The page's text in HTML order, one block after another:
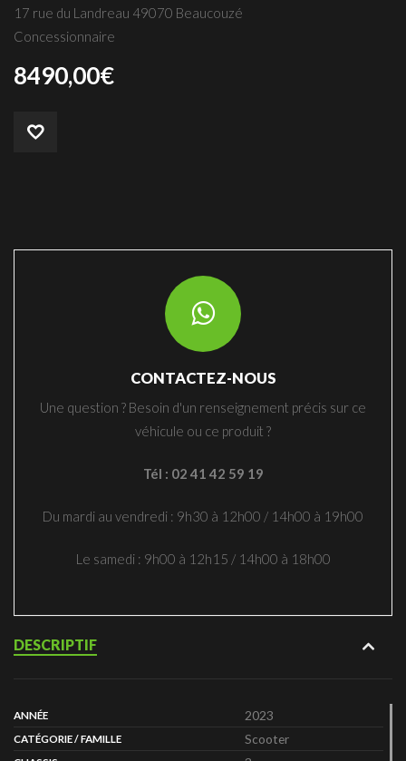
17 rue du Landreau 49070 Beaucouzé
Concessionnaire
8490,00€
CONTACTEZ-NOUS
Une question ? Besoin d'un renseignement précis sur ce
véhicule ou ce produit ?
Tél : 02 41 42 59 19
Du mardi au vendredi : 9h30 à 12h00 / 14h00 à 19h00
Le samedi : 9h00 à 12h15 / 14h00 à 18h00
DESCRIPTIF
ANNÉE 2023
CATÉGORIE / FAMILLE Scooter